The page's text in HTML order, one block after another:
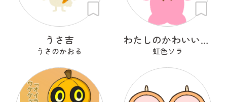
うさ吉
うさのかおる
わたしのかわいいせかい
虹色ソラ